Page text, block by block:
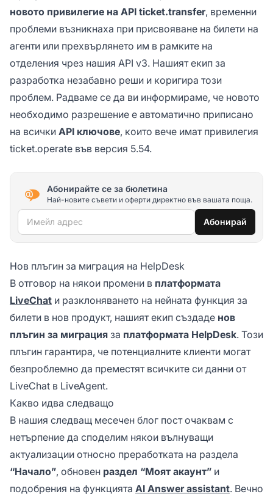
новото привилегие на API ticket.transfer, временни
проблеми възникнаха при присвояване на билети на
агенти или прехвърлянето им в рамките на
отделения чрез нашия API v3. Нашият екип за
разработка незабавно реши и коригира този
проблем. Радваме се да ви информираме, че новото
необходимо разрешение е автоматично приписано
на всички API ключове, които вече имат привилегия
ticket.operate във версия 5.54.
Абонирайте се за бюлетина
Най-новите съвети и оферти директно във вашата поща.
Имейл адрес Абонирай
Нов плъгин за миграция на HelpDesk
В отговор на някои промени в платформата
LiveChat и разклоняването на нейната функция за
билети в нов продукт, нашият екип създаде нов
плъгин за миграция за платформата HelpDesk. Този
плъгин гарантира, че потенциалните клиенти могат
безпроблемно да преместят всичките си данни от
LiveChat в LiveAgent.
Какво идва следващо
В нашия следващ месечен блог пост очаквам с
нетърпение да споделим някои вълнуващи
актуализации относно преработката на раздела
“Начало”, обновен раздел “Моят акаунт” и
подобрения на функцията AI Answer assistant. Вечно